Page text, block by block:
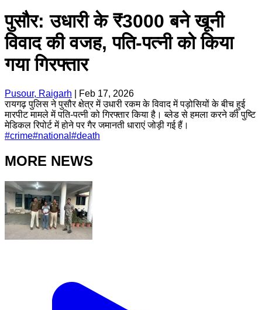
पुसौर: उधारी के ₹3000 बने खूनी
विवाद की वजह, पति-पत्नी को किया
गया गिरफ्तार
Pusour, Raigarh
Feb 17, 2026
रायगढ़ पुलिस ने पुसौर क्षेत्र में उधारी रकम के विवाद में पड़ोसियों के बीच हुई
मारपीट मामले में पति-पत्नी को गिरफ्तार किया है। ब्लेड से हमला करने की पुष्टि
मेडिकल रिपोर्ट में होने पर गैर जमानती धाराएं जोड़ी गई हैं।
#crime#national #death
MORE NEWS